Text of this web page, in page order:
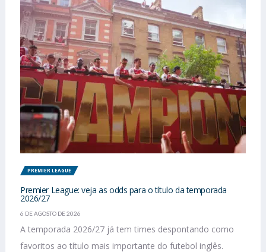
PREMIER LEAGUE
Premier League: veja as odds para o título da temporada
2026/27
6 DE AGOSTO DE 2026
A temporada 2026/27 já tem times despontando como
favoritos ao título mais importante do futebol inglês.